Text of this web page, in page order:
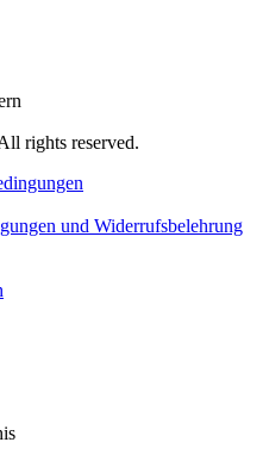
rights reserved.
und Widerrufsbelehrung